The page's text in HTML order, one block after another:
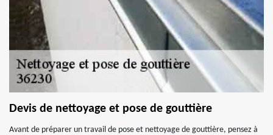
Devis de nettoyage et pose de gouttière
Avant de préparer un travail de pose et nettoyage de gouttière, pensez à